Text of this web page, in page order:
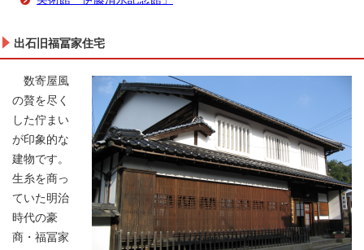
出石旧福冨家住宅
数寄屋風
の贅を尽く
した佇まい
が印象的な
建物です。
生糸を商っ
ていた明治
時代の豪
商・福冨家